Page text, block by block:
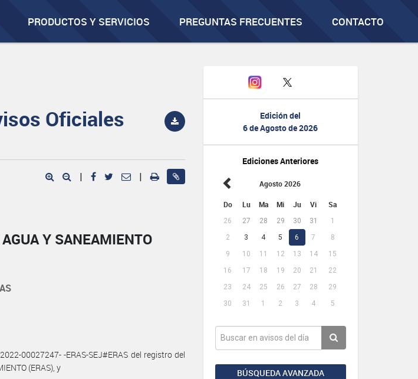
PRODUCTOS Y SERVICIOS PREGUNTAS FRECUENTES CONTACTO
Edición del
6 de Agosto de 2026
Ediciones Anteriores
Agosto 2026
Do Lu Ma Mi Ju Vi Sa
26 27 28 29 30 31
1
2
3 4 5 6 7
8
9
10 11 12 13 14
15
16
17 18 19 20 21
22
23
24 25 26 27 28
29
30
31 1 2 3 4 5
BÚSQUEDA AVANZADA
Oficiales
| |
Y SANEAMIENTO
00027247- -ERAS-SEJ#ERAS del registro del
(ERAS), y